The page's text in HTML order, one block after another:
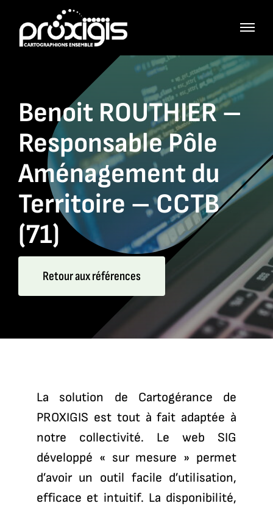
contenu
Benoit ROUTHIER –
Responsable Pôle
Aménagement du
Territoire – CCTB
(71)
Retour aux références
La solution de Cartogérance de
PROXIGIS est tout à fait adaptée à
notre collectivité. Le web SIG
développé « sur mesure » permet
d’avoir un outil facile d’utilisation,
efficace et intuitif. La disponibilité,